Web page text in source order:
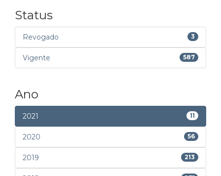
Status
Revogado 3
Vigente 587
Ano
2021 11
2020 56
2019 213